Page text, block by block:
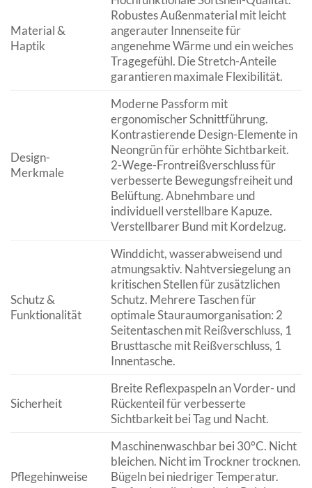
Material &
Haptik
Robustes Außenmaterial mit leicht
angerauter Innenseite für
angenehme Wärme und ein weiches
Tragegefühl. Die Stretch-Anteile
garantieren maximale Flexibilität.
Design-
Merkmale
Moderne Passform mit
ergonomischer Schnittführung.
Kontrastierende Design-Elemente in
Neongrün für erhöhte Sichtbarkeit.
2-Wege-Frontreißverschluss für
verbesserte Bewegungsfreiheit und
Belüftung. Abnehmbare und
individuell verstellbare Kapuze.
Verstellbarer Bund mit Kordelzug.
Schutz &
Funktionalität
Winddicht, wasserabweisend und
atmungsaktiv. Nahtversiegelung an
kritischen Stellen für zusätzlichen
Schutz. Mehrere Taschen für
optimale Stauraumorganisation: 2
Seitentaschen mit Reißverschluss, 1
Brusttasche mit Reißverschluss, 1
Innentasche.
Sicherheit
Breite Reflexpaspeln an Vorder- und
Rückenteil für verbesserte
Sichtbarkeit bei Tag und Nacht.
Pflegehinweise
Maschinenwaschbar bei 30°C. Nicht
bleichen. Nicht im Trockner trocknen.
Bügeln bei niedriger Temperatur.